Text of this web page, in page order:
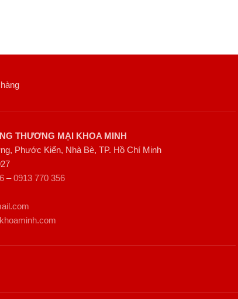
THƯƠNG MẠI KHOA MINH
Phước Kiển, Nhà Bè, TP. Hồ Chí Minh
–0913 770 356